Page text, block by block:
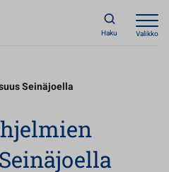
Haku Valikko
Seinäjoella